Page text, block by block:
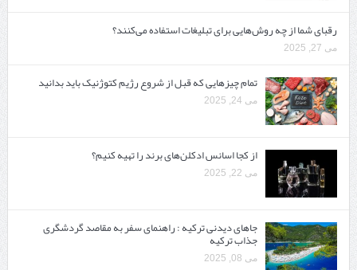
رقبای شما از چه روش‌هایی برای تبلیغات استفاده می‌کنند؟
می 27, 2025
تمام چیزهایی که قبل از شروع رژیم کتوژنیک باید بدانید‎
می 24, 2025
از کجا اسانس ادکلن‌های برند را تهیه کنیم؟
می 22, 2025
جاهای دیدنی ترکیه : راهنمای سفر به مقاصد گردشگری
جذاب ترکیه
می 08, 2025